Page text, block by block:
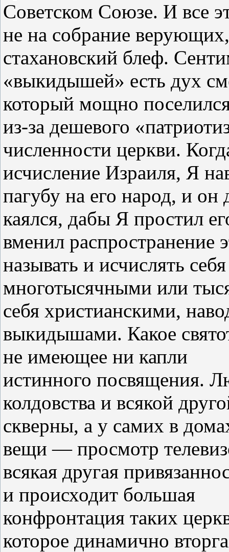
Советском Союзе. И все
не на собрание
стахановский блеф.
«выкидышей» есть дух
который мощно
из-за дешевого
численности церкви.
исчисление Израиля, Я
пагубу на его народ, и он
каялся, дабы Я простил
вменил
называть и исчислять себя
многотысячными или
себя христианскими,
выкидышами. Какое
не имеющее ни капли
истинного посвящения.
колдовства и всякой
скверны, а у самих в
вещи — просмотр
всякая другая
и происходит большая
конфронтация таких
которое динамично